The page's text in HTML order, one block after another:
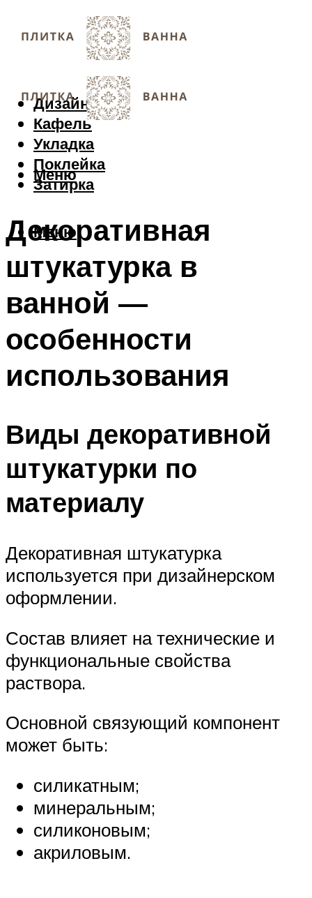
Дизайн
Кафель
Укладка
Поклейка
Затирка
Меню
Меню
Декоративная
штукатурка в
ванной —
особенности
использования
Виды декоративной
штукатурки по
материалу
Декоративная штукатурка
используется при дизайнерском
оформлении.
Состав влияет на технические и
функциональные свойства
раствора.
Основной связующий компонент
может быть:
силикатным;
минеральным;
силиконовым;
акриловым.